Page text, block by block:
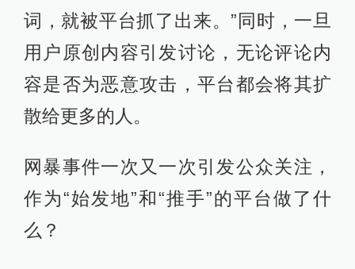
词，就被平台抓了出来。”同时，一旦
用户原创内容引发讨论，无论评论内
容是否为恶意攻击，平台都会将其扩
散给更多的人。
网暴事件一次又一次引发公众关注，
作为“始发地”和“推手”的平台做了什
么？